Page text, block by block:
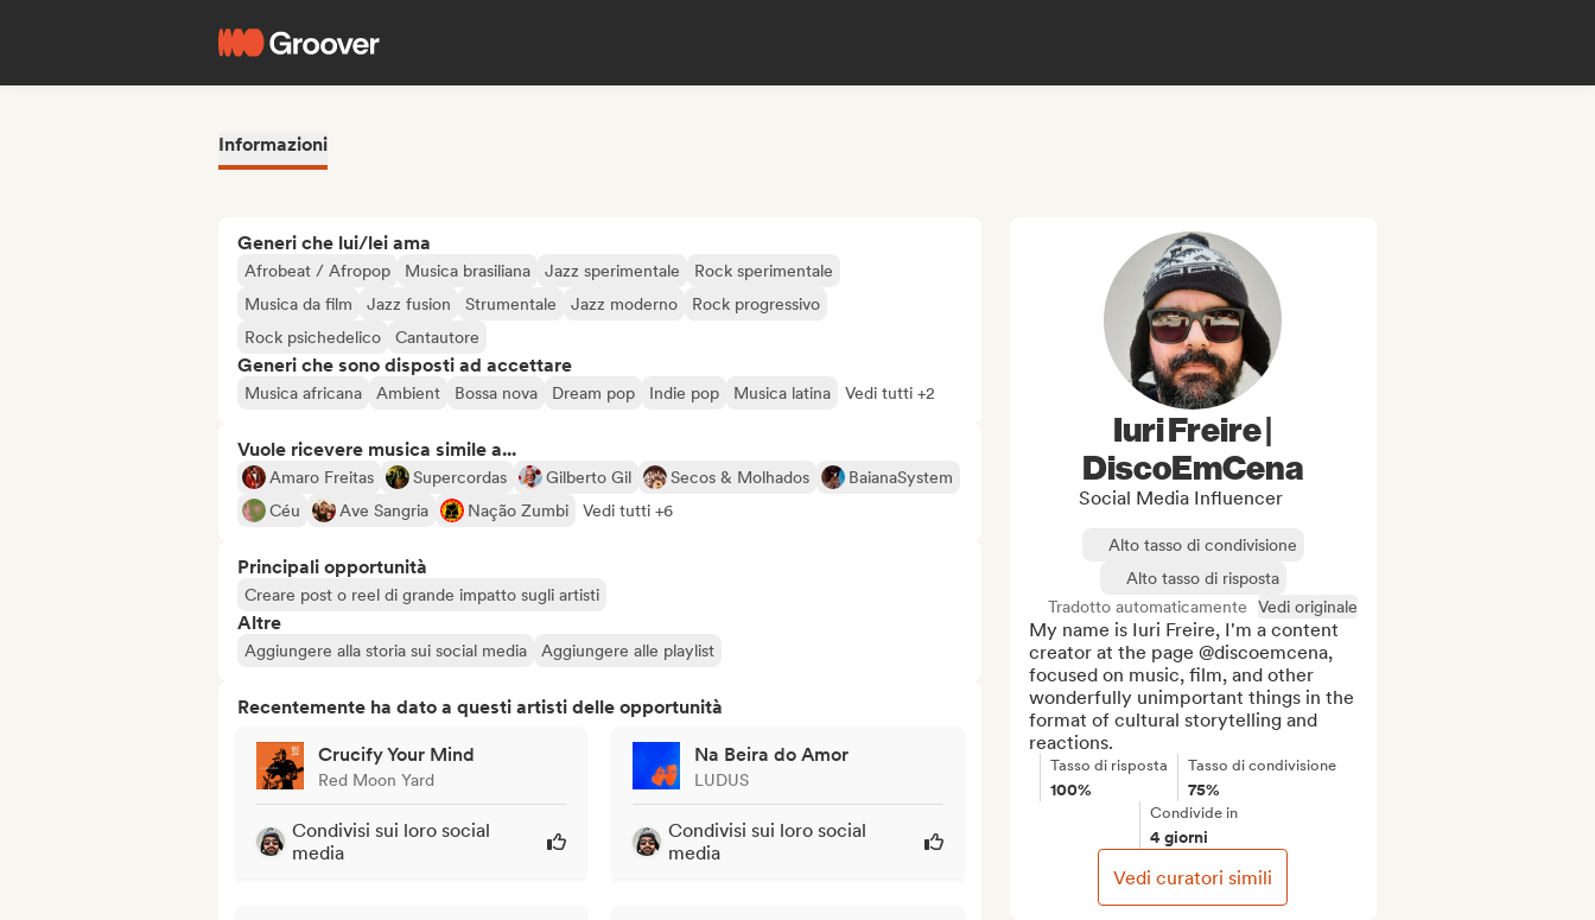
Informazioni
Generi che lui/lei ama
Afrobeat / Afropop Musica brasiliana Jazz sperimentale
Rock sperimentale
Musica da film
Jazz fusion Strumentale Jazz moderno
Rock progressivo
Rock psichedelico
Cantautore
Generi che sono disposti ad accettare
Musica africana Ambient Bossa nova Dream pop Indie pop Musica latina Vedi tutti +2
Vuole ricevere musica simile a...
Amaro Freitas Supercordas Gilberto Gil Secos & Molhados
BaianaSystem
Céu
Ave Sangria Nação Zumbi Vedi tutti +6
Principali opportunità
Creare post o reel di grande impatto sugli artisti
Altre
Aggiungere alla storia sui social media Aggiungere alle playlist
Recentemente ha dato a questi artisti delle opportunità
Crucify Your Mind
Red Moon Yard
Condivisi sui loro social
media
Na Beira do Amor
LUDUS
Condivisi sui loro social
media
Iuri Freire |
DiscoEmCena
Social Media Influencer
Alto tasso di condivisione
Alto tasso di risposta
Tradotto automaticamente
Vedi originale
My name is Iuri Freire, I'm a content
creator at the page @discoemcena,
focused on music, film, and other
wonderfully unimportant things in the
format of cultural storytelling and
reactions.
Tasso di risposta
100%
Tasso di condivisione
75%
Condivide in
4 giorni
Vedi curatori simili